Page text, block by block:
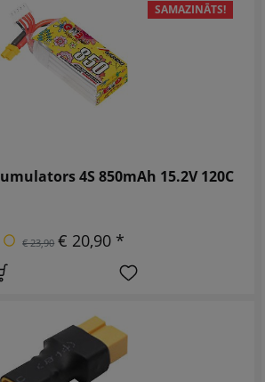
SAMAZINĀTS!
4S 850mAh 15.2V 120C
€ 23,90 € 20,90 *